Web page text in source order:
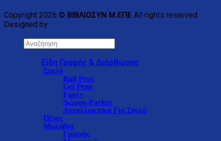
Copyright 2026 © ΒΙΒΛΙΟΣΥΝ Μ.ΕΠΕ All rights reserved.
Designed by
Είδη Γραφής & Διόρθωσης
Στυλό
Ball Pens
Gel Pens
Fancy
Δώρου-Parker
Ανταλλακτικά Για Στυλό
Πένες
Μολύβια
Γραφής